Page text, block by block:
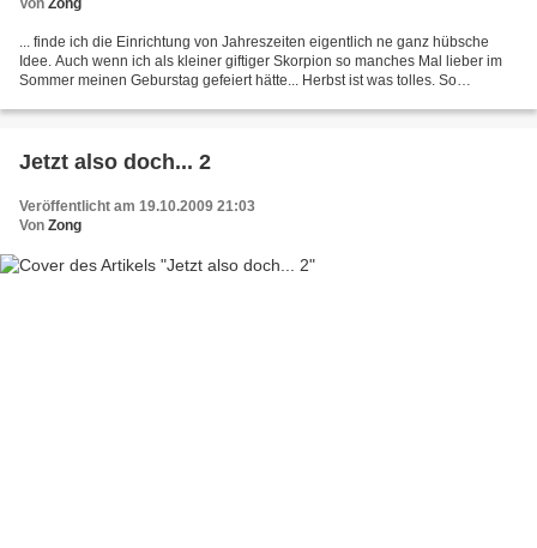
Von Zong
... finde ich die Einrichtung von Jahreszeiten eigentlich ne ganz hübsche
Idee. Auch wenn ich als kleiner giftiger Skorpion so manches Mal lieber im
Sommer meinen Geburstag gefeiert hätte... Herbst ist was tolles. So
Jetzt also doch... 2
Veröffentlicht am 19.10.2009 21:03
Von Zong